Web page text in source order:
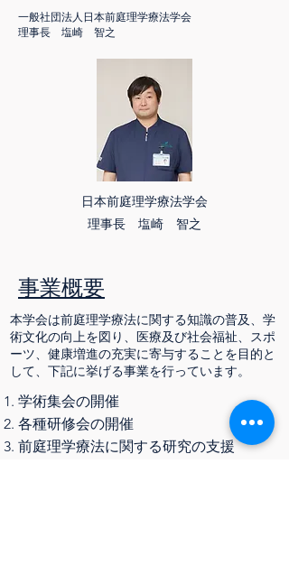
一般社団法人日本前庭理学療法学会
理事長 塩崎 智之
日本前庭理学療法学会
理事長​ 塩崎 智之
事業概要
​本学会は前庭理学療法に関する知識の普及、学
術文化の向上を図り、医療及び社会福祉、スポ
ーツ、健康増進の充実に寄与することを目的と
して、下記に挙げる事業を行っています。
学術集会の開催
各種研修会の開催​
前庭理学療法に関する研究の支援